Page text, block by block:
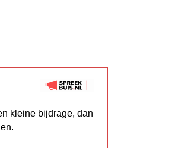
kleine bijdrage, dan